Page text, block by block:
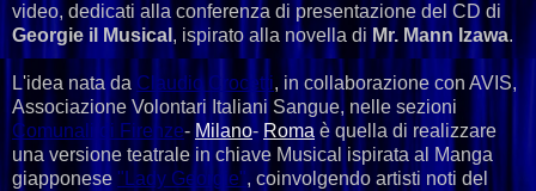
video, dedicati alla conferenza di presentazione del CD di
Georgie il Musical , ispirato alla novella di Mr. Mann Izawa.
L'idea nata da Claudio Crocetti, in collaborazione con AVIS,
Associazione Volontari Italiani Sangue, nelle sezioni
Comunali di Firenze- Milano- Roma è quella di realizzare
una versione teatrale in chiave Musical ispirata al Manga
giapponese "Lady Georgie", coinvolgendo artisti noti del